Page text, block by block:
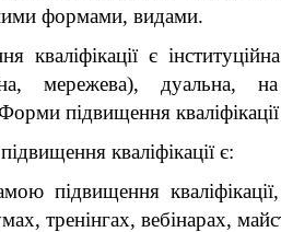
формами, видами.
кваліфікації є
мережева), дуальна,
підвищення
кваліфікації є:
підвищення
тренінгах, вебінарах,